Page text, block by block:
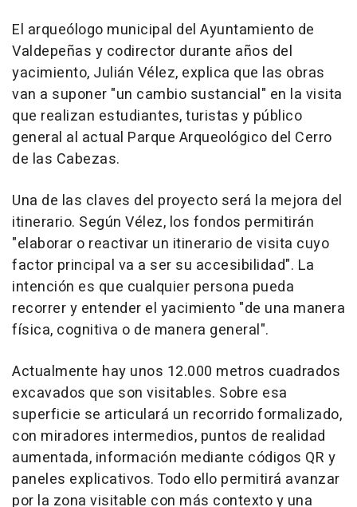
El arqueólogo municipal del Ayuntamiento de
Valdepeñas y codirector durante años del
yacimiento, Julián Vélez, explica que las obras
van a suponer "un cambio sustancial" en la visita
que realizan estudiantes, turistas y público
general al actual Parque Arqueológico del Cerro
de las Cabezas.
Una de las claves del proyecto será la mejora del
itinerario. Según Vélez, los fondos permitirán
"elaborar o reactivar un itinerario de visita cuyo
factor principal va a ser su accesibilidad". La
intención es que cualquier persona pueda
recorrer y entender el yacimiento "de una manera
física, cognitiva o de manera general".
Actualmente hay unos 12.000 metros cuadrados
excavados que son visitables. Sobre esa
superficie se articulará un recorrido formalizado,
con miradores intermedios, puntos de realidad
aumentada, información mediante códigos QR y
paneles explicativos. Todo ello permitirá avanzar
por la zona visitable con más contexto y una